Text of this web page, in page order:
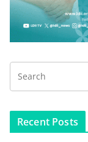
Recent Posts